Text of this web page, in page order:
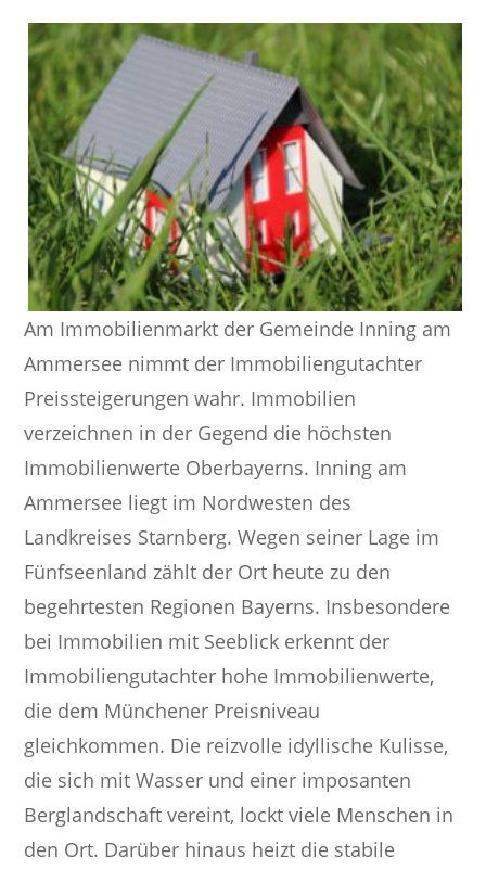
Am Immobilienmarkt der Gemeinde Inning am
Ammersee nimmt der Immobiliengutachter
Preissteigerungen wahr. Immobilien
verzeichnen in der Gegend die höchsten
Immobilienwerte Oberbayerns. Inning am
Ammersee liegt im Nordwesten des
Landkreises Starnberg. Wegen seiner Lage im
Fünfseenland zählt der Ort heute zu den
begehrtesten Regionen Bayerns. Insbesondere
bei Immobilien mit Seeblick erkennt der
Immobiliengutachter hohe Immobilienwerte,
die dem Münchener Preisniveau
gleichkommen. Die reizvolle idyllische Kulisse,
die sich mit Wasser und einer imposanten
Berglandschaft vereint, lockt viele Menschen in
den Ort. Darüber hinaus heizt die stabile